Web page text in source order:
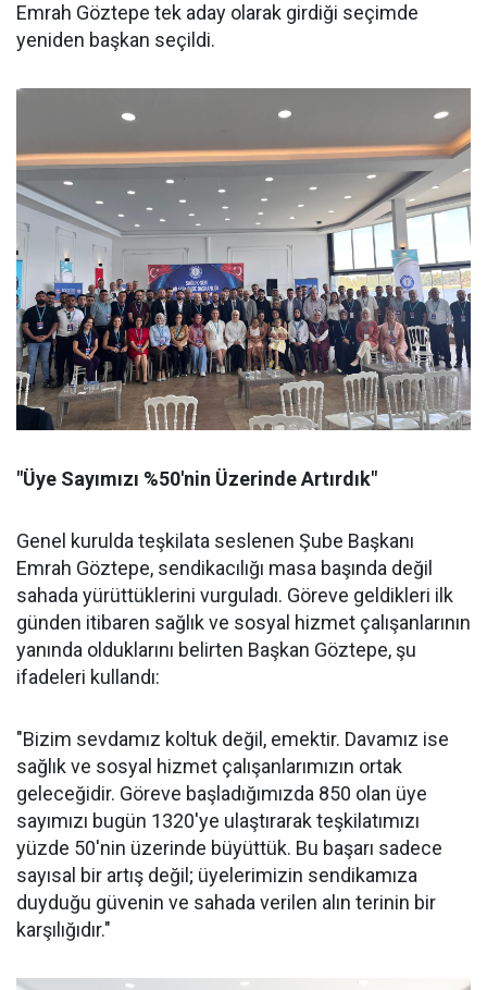
Emrah Göztepe tek aday olarak girdiği seçimde
yeniden başkan seçildi.
"Üye Sayımızı %50'nin Üzerinde Artırdık"
Genel kurulda teşkilata seslenen Şube Başkanı
Emrah Göztepe, sendikacılığı masa başında değil
sahada yürüttüklerini vurguladı. Göreve geldikleri ilk
günden itibaren sağlık ve sosyal hizmet çalışanlarının
yanında olduklarını belirten Başkan Göztepe, şu
ifadeleri kullandı:
"Bizim sevdamız koltuk değil, emektir. Davamız ise
sağlık ve sosyal hizmet çalışanlarımızın ortak
geleceğidir. Göreve başladığımızda 850 olan üye
sayımızı bugün 1320'ye ulaştırarak teşkilatımızı
yüzde 50'nin üzerinde büyüttük. Bu başarı sadece
sayısal bir artış değil; üyelerimizin sendikamıza
duyduğu güvenin ve sahada verilen alın terinin bir
karşılığıdır."